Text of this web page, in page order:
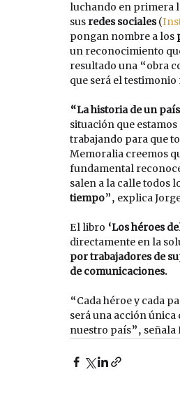
luchando en primera
sus redes sociales (
pongan nombre a los
un reconocimiento
resultado una “obra
que será el
“La historia de un
situación que
trabajando para que
Memoralia creemos
fundamental
salen a la calle todos
tiempo”, explica
El libro ‘Los héroes
directamente en la
por trabajadores de
de comunicaciones.
“Cada héroe y cada
será una acción
nuestro país”, señala